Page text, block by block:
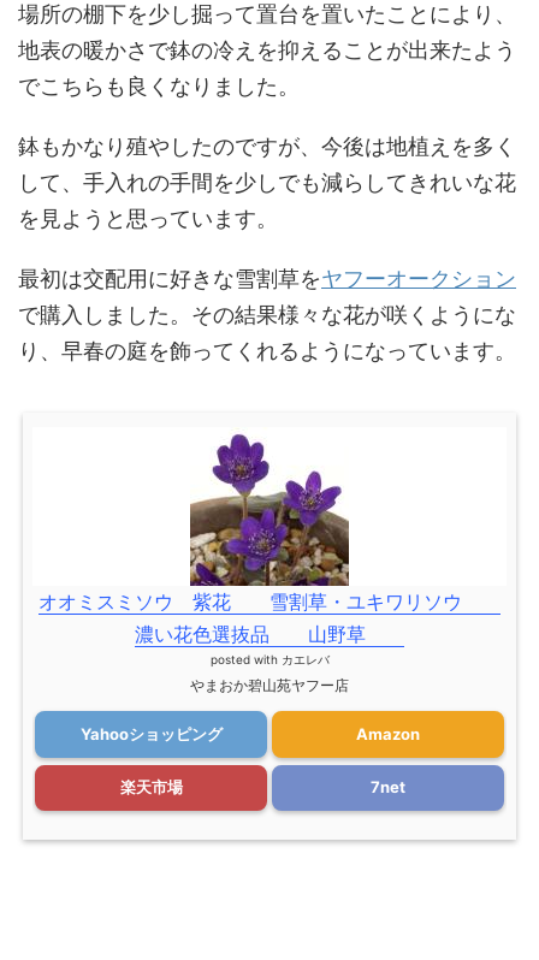
場所の棚下を少し掘って置台を置いたことにより、
地表の暖かさで鉢の冷えを抑えることが出来たよう
でこちらも良くなりました。
鉢もかなり殖やしたのですが、今後は地植えを多く
して、手入れの手間を少しでも減らしてきれいな花
を見ようと思っています。
最初は交配用に好きな雪割草をヤフーオークション
で購入しました。その結果様々な花が咲くようにな
り、早春の庭を飾ってくれるようになっています。
オオミスミソウ 紫花 雪割草・ユキワリソウ
濃い花色選抜品 山野草
posted with カエレバ
やまおか碧山苑ヤフー店
Yahooショッピング Amazon
楽天市場 7net